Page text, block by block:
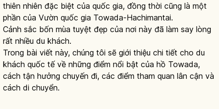
thiên nhiên đặc biệt của quốc gia, đồng thời cũng là một
phần của Vườn quốc gia Towada-Hachimantai.
Cảnh sắc bốn mùa tuyệt đẹp của nơi này đã làm say lòng
rất nhiều du khách.
Trong bài viết này, chúng tôi sẽ giới thiệu chi tiết cho du
khách quốc tế về những điểm nổi bật của hồ Towada,
cách tận hưởng chuyến đi, các điểm tham quan lân cận và
cách di chuyển.